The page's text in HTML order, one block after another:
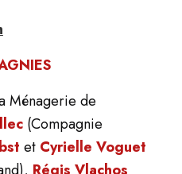
Ménagerie de
(Compagnie
et Cyrielle Voguet